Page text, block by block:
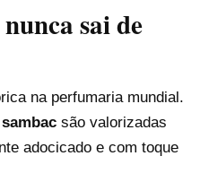
sai de
na perfumaria mundial.
são valorizadas
adocicado e com toque